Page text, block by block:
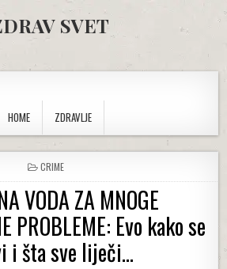
SVET
HOME
ZDRAVLJE
POSTED IN
CRIME
VODA ZA MNOGE
PROBLEME: Evo kako se
i šta sve liječi…